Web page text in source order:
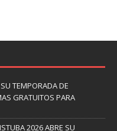
TEMPORADA DE
GRATUITOS PARA
2026 ABRE SU